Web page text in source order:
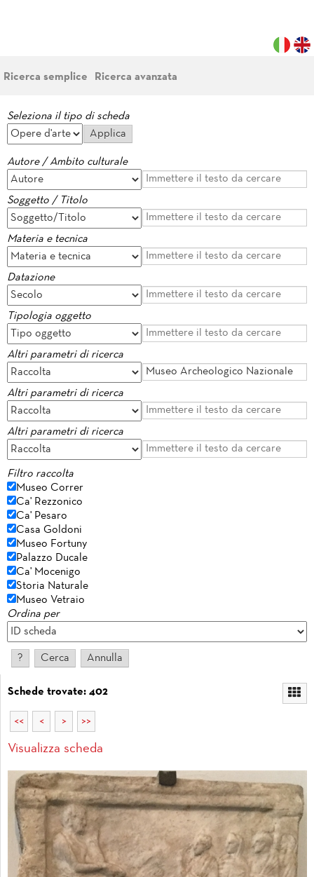
Ricerca semplice Ricerca avanzata
Seleziona il tipo di scheda
Autore / Ambito culturale
Soggetto / Titolo
Materia e tecnica
Datazione
Tipologia oggetto
Altri parametri di ricerca
Altri parametri di ricerca
Altri parametri di ricerca
Filtro raccolta
Museo Correr
Ca' Rezzonico
Ca' Pesaro
Casa Goldoni
Museo Fortuny
Palazzo Ducale
Ca' Mocenigo
Storia Naturale
Museo Vetraio
Ordina per
Schede trovate: 402
<< < > >>
Visualizza scheda